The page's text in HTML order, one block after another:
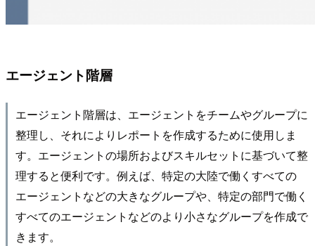
エージェント階層
エージェント階層は、エージェントをチームやグループに
整理し、それによりレポートを作成するために使用しま
す。エージェントの場所およびスキルセットに基づいて整
理すると便利です。例えば、特定の大陸で働くすべての
エージェントなどの大きなグループや、特定の部門で働く
すべてのエージェントなどのより小さなグループを作成で
きます。